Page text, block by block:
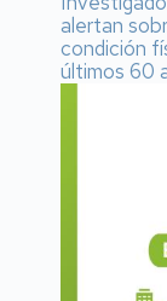
alertan
condición
últimos 60